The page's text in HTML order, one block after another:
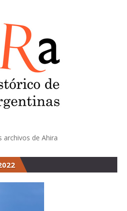
archivos de Ahira